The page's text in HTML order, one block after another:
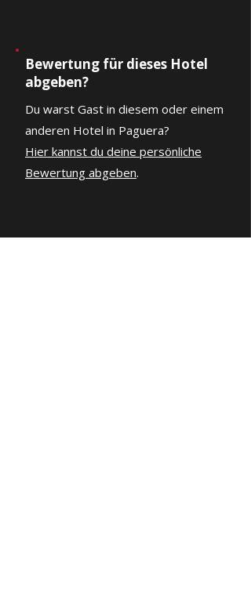
Bewertung für dieses Hotel
abgeben?
Du warst Gast in diesem oder einem
anderen Hotel in Paguera?
Hier kannst du deine persönliche
Bewertung abgeben.